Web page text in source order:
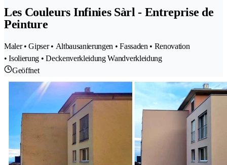
Les Couleurs Infinies Sàrl - Entreprise de
Peinture
Maler • Gipser • Altbausanierungen • Fassaden • Renovation
• Isolierung • Deckenverkleidung Wandverkleidung
Geöffnet